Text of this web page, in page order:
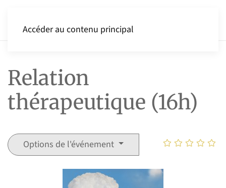
Accéder au contenu principal
Relation
thérapeutique (16h)
Options de l'événement